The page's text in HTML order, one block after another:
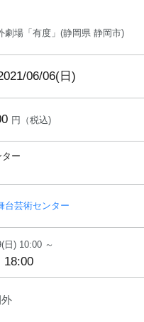
場「有度」(静岡県 静岡市)
06/06(日)
円（税込)
ー
台芸術センター
日) 10:00 ～
18:00